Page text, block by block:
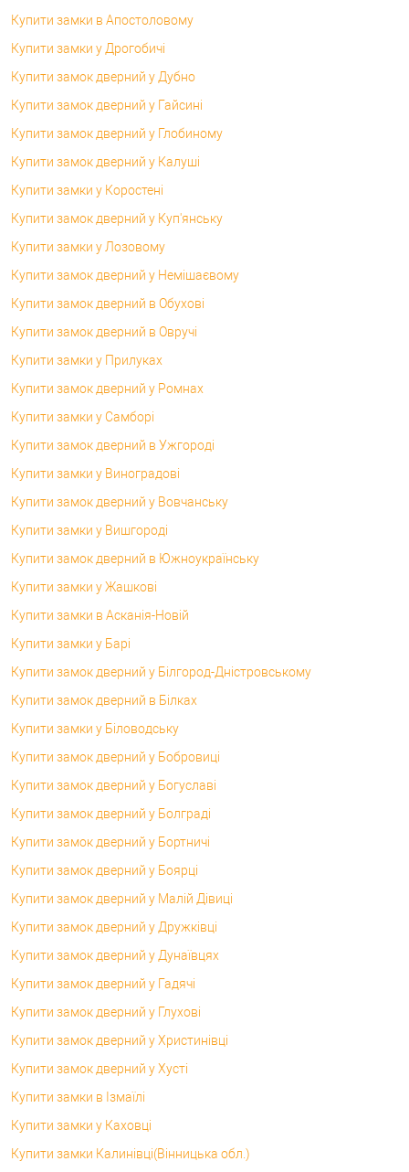
Купити замки в Апостоловому
Купити замки у Дрогобичі
Купити замок дверний у Дубно
Купити замок дверний у Гайсині
Купити замок дверний у Глобиному
Купити замок дверний у Калуші
Купити замки у Коростені
Купити замок дверний у Куп'янську
Купити замки у Лозовому
Купити замок дверний у Немішаєвому
Купити замок дверний в Обухові
Купити замок дверний в Овручі
Купити замки у Прилуках
Купити замок дверний у Ромнах
Купити замки у Самборі
Купити замок дверний в Ужгороді
Купити замки у Виноградові
Купити замок дверний у Вовчанську
Купити замки у Вишгороді
Купити замок дверний в Южноукраїнську
Купити замки у Жашкові
Купити замки в Асканія-Новій
Купити замки у Барі
Купити замок дверний у Білгород-Дністровському
Купити замок дверний в Білках
Купити замки у Біловодську
Купити замок дверний у Бобровиці
Купити замок дверний у Богуславі
Купити замок дверний у Болграді
Купити замок дверний у Бортничі
Купити замок дверний у Боярці
Купити замок дверний у Малій Дівиці
Купити замок дверний у Дружківці
Купити замок дверний у Дунаївцях
Купити замок дверний у Гадячі
Купити замок дверний у Глухові
Купити замок дверний у Христинівці
Купити замок дверний у Хусті
Купити замки в Ізмаїлі
Купити замки у Каховці
Купити замки Калинівці(Вінницька обл.)